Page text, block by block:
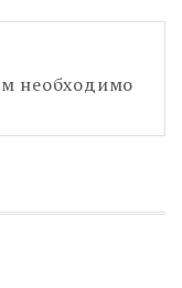
необходимо